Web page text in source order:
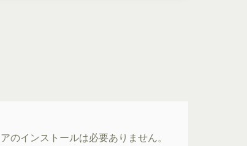
インストールは必要ありません。